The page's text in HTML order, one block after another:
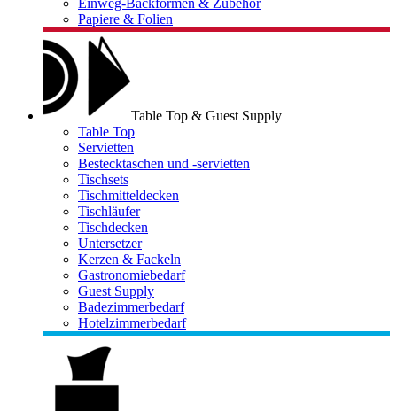
Einweg-Backformen & Zubehör
Papiere & Folien
Table Top & Guest Supply
Table Top
Servietten
Bestecktaschen und -servietten
Tischsets
Tischmitteldecken
Tischläufer
Tischdecken
Untersetzer
Kerzen & Fackeln
Gastronomiebedarf
Guest Supply
Badezimmerbedarf
Hotelzimmerbedarf